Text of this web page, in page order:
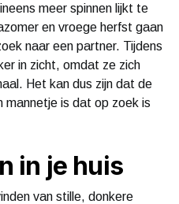
meer spinnen lijkt te
en vroege herfst gaan
naar een partner. Tijdens
in zicht, omdat ze zich
Het kan dus zijn dat de
mannetje is dat op zoek is
in je huis
van stille, donkere